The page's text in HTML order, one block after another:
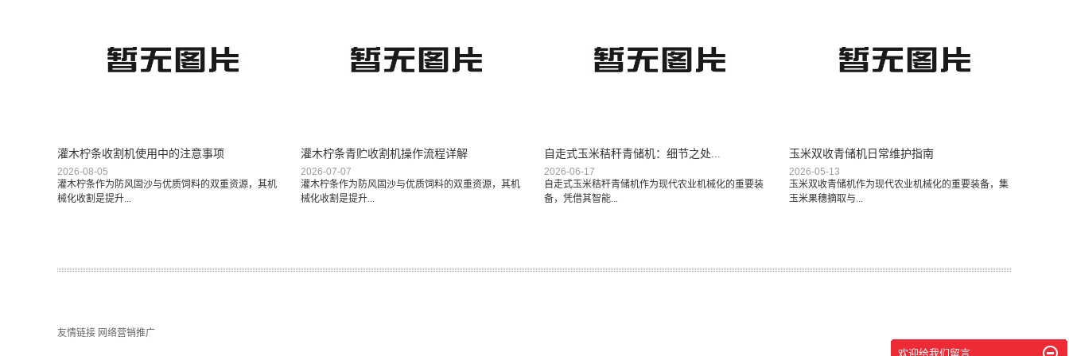
灌木柠条收割机使用中的注意事项
2026-08-05
灌木柠条作为防风固沙与优质饲料的双重资源，其机
械化收割是提升...
灌木柠条青贮收割机操作流程详解
2026-07-07
灌木柠条作为防风固沙与优质饲料的双重资源，其机
械化收割是提升...
自走式玉米秸秆青储机：细节之处...
2026-06-17
自走式玉米秸秆青储机作为现代农业机械化的重要装
备，凭借其智能...
玉米双收青储机日常维护指南
2026-05-13
玉米双收青储机作为现代农业机械化的重要装备，集
玉米果穗摘取与...
友情链接 网络营销推广
欢迎给我们留言